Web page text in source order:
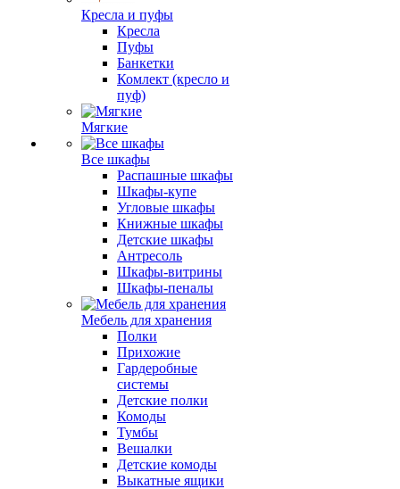
Кресла и пуфы
Кресла
Пуфы
Банкетки
Комлект (кресло и
пуф)
Мягкие
Все шкафы
Распашные шкафы
Шкафы-купе
Угловые шкафы
Книжные шкафы
Детские шкафы
Антресоль
Шкафы-витрины
Шкафы-пеналы
Мебель для хранения
Полки
Прихожие
Гардеробные
системы
Детские полки
Комоды
Тумбы
Вешалки
Детские комоды
Выкатные ящики